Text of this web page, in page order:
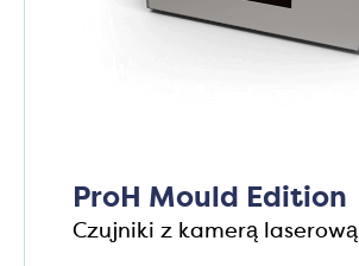
ProH Mould Edition
Czujniki z kamerą laserową